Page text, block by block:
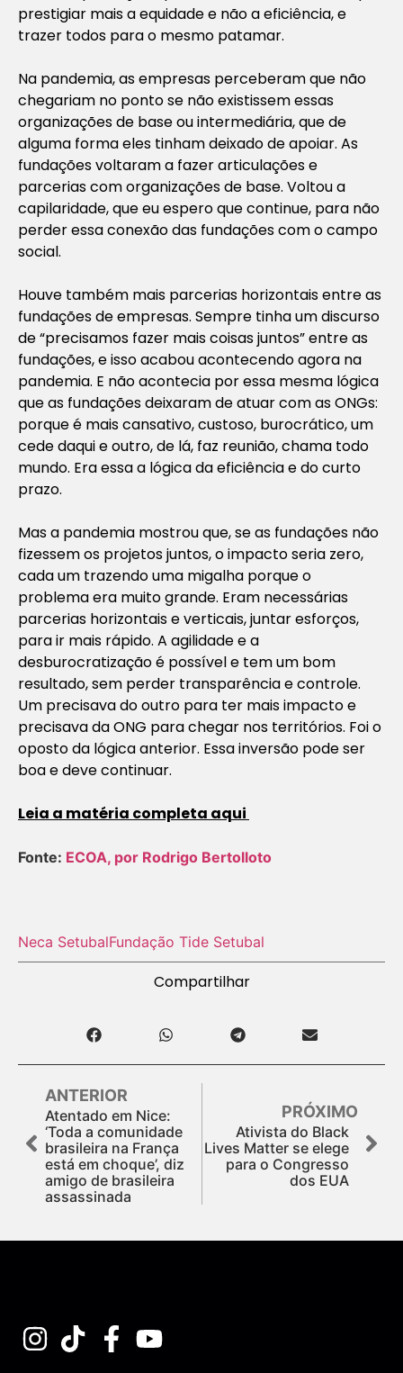
prestigiar mais a equidade e não a eficiência, e
trazer todos para o mesmo patamar.
Na pandemia, as empresas perceberam que não
chegariam no ponto se não existissem essas
organizações de base ou intermediária, que de
alguma forma eles tinham deixado de apoiar. As
fundações voltaram a fazer articulações e
parcerias com organizações de base. Voltou a
capilaridade, que eu espero que continue, para não
perder essa conexão das fundações com o campo
social.
Houve também mais parcerias horizontais entre as
fundações de empresas. Sempre tinha um discurso
de “precisamos fazer mais coisas juntos” entre as
fundações, e isso acabou acontecendo agora na
pandemia. E não acontecia por essa mesma lógica
que as fundações deixaram de atuar com as ONGs:
porque é mais cansativo, custoso, burocrático, um
cede daqui e outro, de lá, faz reunião, chama todo
mundo. Era essa a lógica da eficiência e do curto
prazo.
Mas a pandemia mostrou que, se as fundações não
fizessem os projetos juntos, o impacto seria zero,
cada um trazendo uma migalha porque o
problema era muito grande. Eram necessárias
parcerias horizontais e verticais, juntar esforços,
para ir mais rápido. A agilidade e a
desburocratização é possível e tem um bom
resultado, sem perder transparência e controle.
Um precisava do outro para ter mais impacto e
precisava da ONG para chegar nos territórios. Foi o
oposto da lógica anterior. Essa inversão pode ser
boa e deve continuar.
Leia a matéria completa aqui
Fonte: ECOA, por Rodrigo Bertolloto
Neca SetubalFundação Tide Setubal
Compartilhar
ANTERIOR
Atentado em Nice:
‘Toda a comunidade
brasileira na França
está em choque’, diz
amigo de brasileira
assassinada
PRÓXIMO
Ativista do Black
Lives Matter se elege
para o Congresso
dos EUA